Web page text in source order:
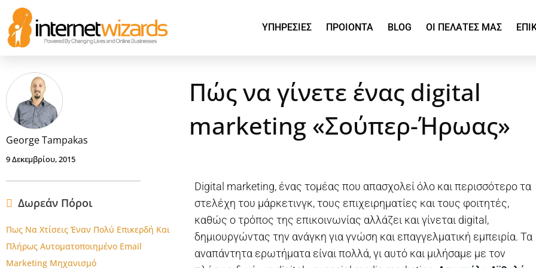
ΥΠΗΡΕΣΙΕΣ ΠΡΟΙΟΝΤΑ BLOG ΟΙ ΠΕΛΑΤΕΣ ΜΑΣ
George Tampakas
9 Δεκεμβρίου, 2015
Δωρεάν Πόροι
Πως Να Χτίσεις Έναν Πολύ Επικερδή Και
Πλήρως Αυτοματοποιημένο Email
Marketing Μηχανισμό
Πώς να γίνετε ένας digital
marketing «Σούπερ-Ήρωας»
Digital marketing, ένας τομέας που απασχολεί όλο και περισσότερο τα
στελέχη του μάρκετινγκ, τους επιχειρηματίες και τους φοιτητές,
καθώς ο τρόπος της επικοινωνίας αλλάζει και γίνεται digital,
δημιουργώντας την ανάγκη για γνώση και επαγγελματική εμπειρία. Τα
αναπάντητα ερωτήματα είναι πολλά, γι αυτό και μιλήσαμε με τον